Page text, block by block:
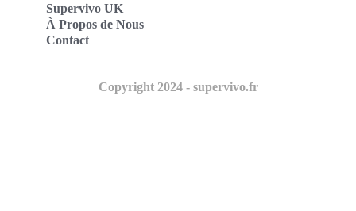
Supervivo UK
À Propos de Nous
Contact
Copyright 2024 - supervivo.fr